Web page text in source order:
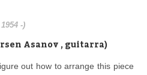
-)
Asanov , guitarra)
out how to arrange this piece